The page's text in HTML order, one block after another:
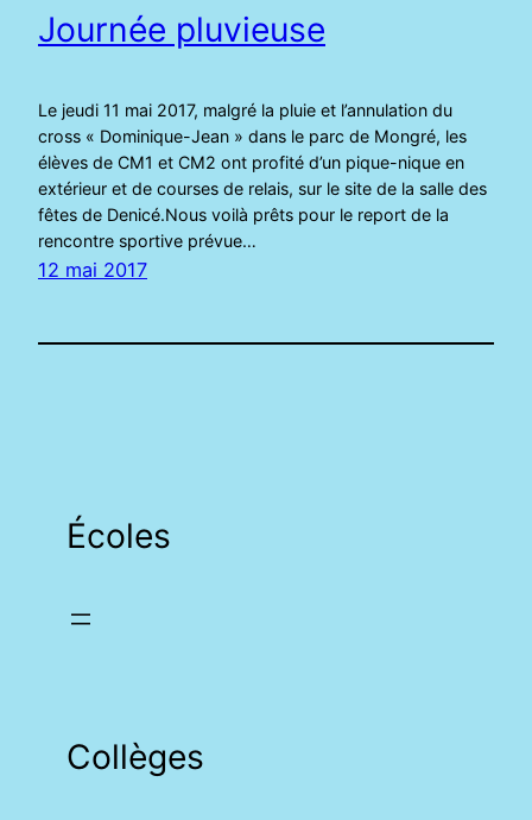
Journée pluvieuse
Le jeudi 11 mai 2017, malgré la pluie et l’annulation du
cross « Dominique-Jean » dans le parc de Mongré, les
élèves de CM1 et CM2 ont profité d’un pique-nique en
extérieur et de courses de relais, sur le site de la salle des
fêtes de Denicé.Nous voilà prêts pour le report de la
rencontre sportive prévue…
12 mai 2017
Écoles
Collèges